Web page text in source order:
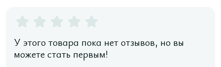
У этого товара пока нет отзывов, но вы
можете стать первым!